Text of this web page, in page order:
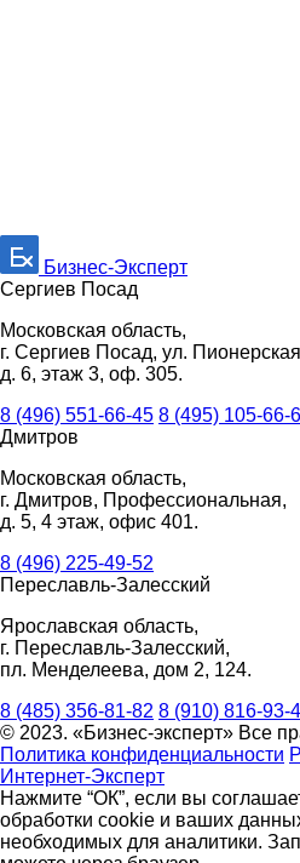
Бизнес-Эксперт
Сергиев Посад
Московская область,
г. Сергиев Посад, ул.
д. 6, этаж 3, оф. 305.
8 (496) 551-66-45 8 (495) 105-66-
Дмитров
Московская область,
г. Дмитров, Профессиональная,
д. 5, 4 этаж, офис 401.
8 (496) 225-49-52
Переславль-Залесский
Ярославская область,
г. Переславль-Залесский,
пл. Менделеева, дом 2, 124.
8 (485) 356-81-82 8 (910) 816-93-
© 2023. «Бизнес-эксперт» Все
Политика конфиденциальности
Интернет-Эксперт
Нажмите “ОК”, если вы
обработки cookie и ваших
необходимых для аналитики.